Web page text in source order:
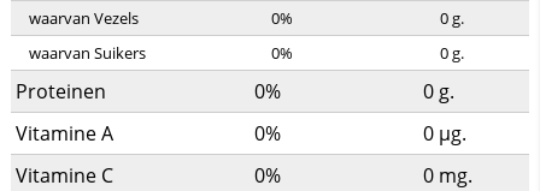
waarvan Vezels 0% 0g.
waarvan Suikers
0% 0g.
Proteinen 0% 0 g.
Vitamine A
0% 0 µg.
Vitamine C
0% 0 mg.